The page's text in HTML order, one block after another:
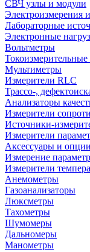
СВЧ узлы и модули
Электроизмерения
Лабораторные
Электронные
Вольтметры
Мультиметры
Измерители RLC
Трассо-,
Анализаторы
Измерители
Источники-
Измерители
Аксессуары и опции
Измерение
Измерители
Анемометры
Газоанализаторы
Люксметры
Тахометры
Шумомеры
Дальномеры
Манометры